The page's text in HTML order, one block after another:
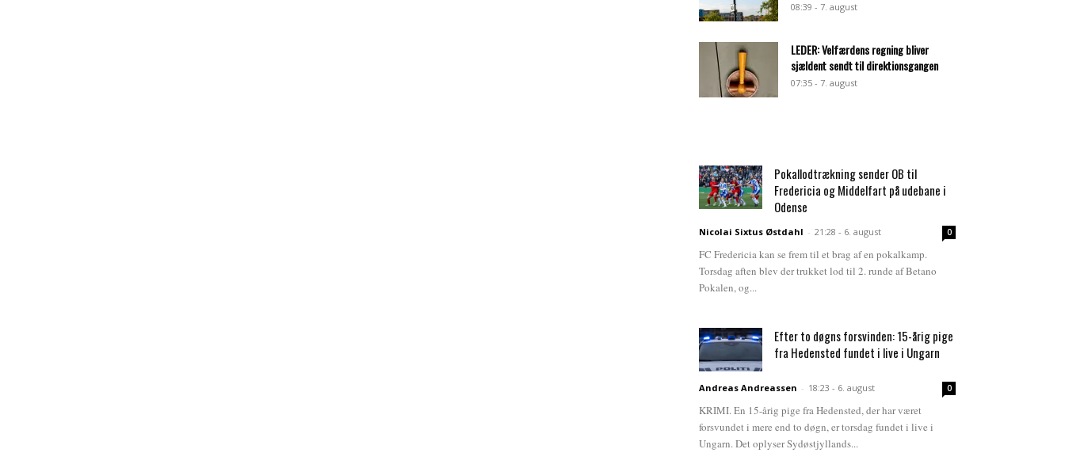
08:39 - 7. august
LEDER: Velfærdens regning bliver
sjældent sendt til direktionsgangen
07:35 - 7. august
Pokallodtrækning sender OB til
Fredericia og Middelfart på udebane i
Odense
Nicolai Sixtus Østdahl - 21:28 - 6. august 0
FC Fredericia kan se frem til et brag af en pokalkamp.
Torsdag aften blev der trukket lod til 2. runde af Betano
Pokalen, og...
Efter to døgns forsvinden: 15-årig pige
fra Hedensted fundet i live i Ungarn
Andreas Andreassen - 18:23 - 6. august 0
KRIMI. En 15-årig pige fra Hedensted, der har været
forsvundet i mere end to døgn, er torsdag fundet i live i
Ungarn. Det oplyser Sydøstjyllands...